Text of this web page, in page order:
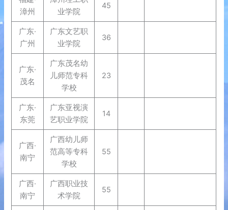
漳州
业学院
45
广东·
广州
广东文艺职
业学院
36
广东·
茂名
广东茂名幼
儿师范专科
学校
23
广东·
东莞
广东亚视演
艺职业学院
14
广西·
南宁
广西幼儿师
范高等专科
学校
55
广西·
南宁
广西职业技
术学院
55